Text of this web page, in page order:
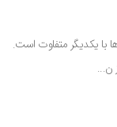
با یکدیگر متفاوت است.
ن...